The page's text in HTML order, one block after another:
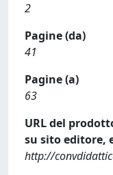
2
Pagine (da)
41
Pagine (a)
63
URL del
su sito editore,
http://